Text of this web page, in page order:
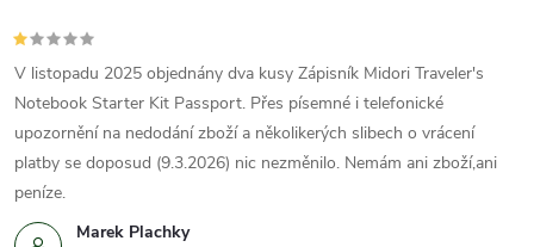
Marek Plachky
V listopadu 2025 objednány dva kusy Zápisník Midori Traveler's
Notebook Starter Kit Passport. Přes písemné i telefonické
upozornění na nedodání zboží a několikerých slibech o vrácení
platby se doposud (9.3.2026) nic nezměnilo. Nemám ani zboží,ani
peníze.